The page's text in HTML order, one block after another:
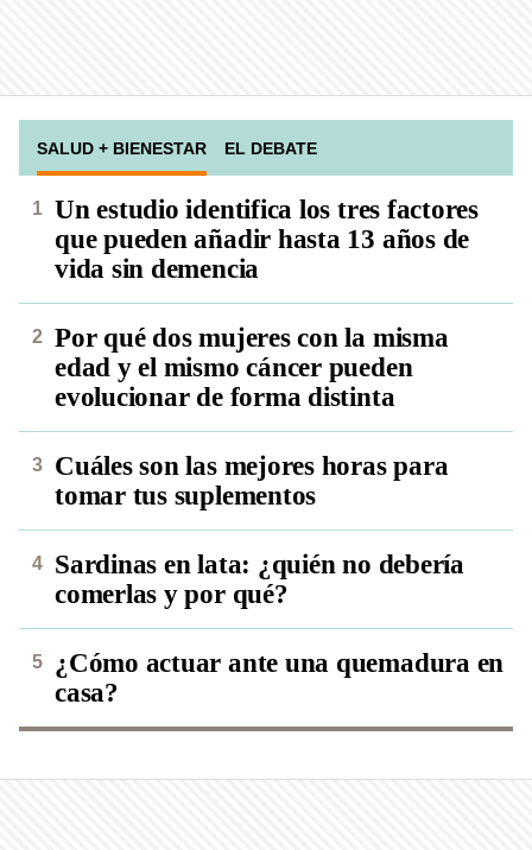
SALUD + BIENESTAR EL DEBATE
Un estudio identifica los tres factores
que pueden añadir hasta 13 años de
vida sin demencia
Por qué dos mujeres con la misma
edad y el mismo cáncer pueden
evolucionar de forma distinta
Cuáles son las mejores horas para
tomar tus suplementos
Sardinas en lata: ¿quién no debería
comerlas y por qué?
¿Cómo actuar ante una quemadura en
casa?